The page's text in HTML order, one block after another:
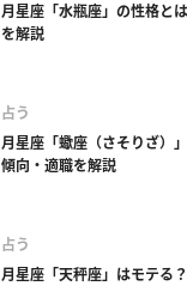
月星座「水瓶座」の性格と
を解説
占う
月星座「蠍座（さそりざ）
傾向・適職を解説
占う
月星座「天秤座」はモテる